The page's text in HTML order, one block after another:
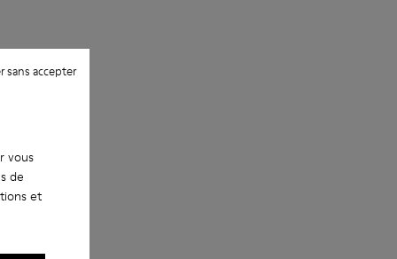
vous
de
et
sans accepter